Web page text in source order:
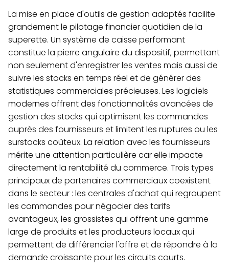
La mise en place d'outils de gestion adaptés facilite
grandement le pilotage financier quotidien de la
superette. Un système de caisse performant
constitue la pierre angulaire du dispositif, permettant
non seulement d'enregistrer les ventes mais aussi de
suivre les stocks en temps réel et de générer des
statistiques commerciales précieuses. Les logiciels
modernes offrent des fonctionnalités avancées de
gestion des stocks qui optimisent les commandes
auprès des fournisseurs et limitent les ruptures ou les
surstocks coûteux. La relation avec les fournisseurs
mérite une attention particulière car elle impacte
directement la rentabilité du commerce. Trois types
principaux de partenaires commerciaux coexistent
dans le secteur : les centrales d'achat qui regroupent
les commandes pour négocier des tarifs
avantageux, les grossistes qui offrent une gamme
large de produits et les producteurs locaux qui
permettent de différencier l'offre et de répondre à la
demande croissante pour les circuits courts.